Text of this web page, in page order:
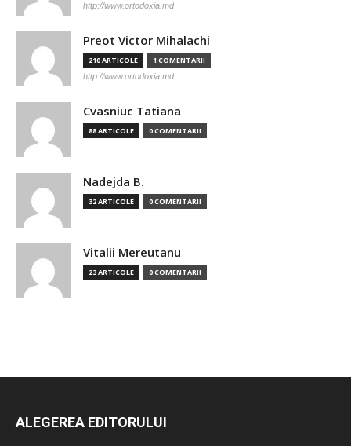
http://www.ortodoxia.md
Preot Victor Mihalachi
210 ARTICOLE 1 COMENTARII
http://www.ortodoxia.md
Cvasniuc Tatiana
88 ARTICOLE 0 COMENTARII
Nadejda B.
32 ARTICOLE 0 COMENTARII
Vitalii Mereutanu
23 ARTICOLE 0 COMENTARII
ALEGEREA EDITORULUI